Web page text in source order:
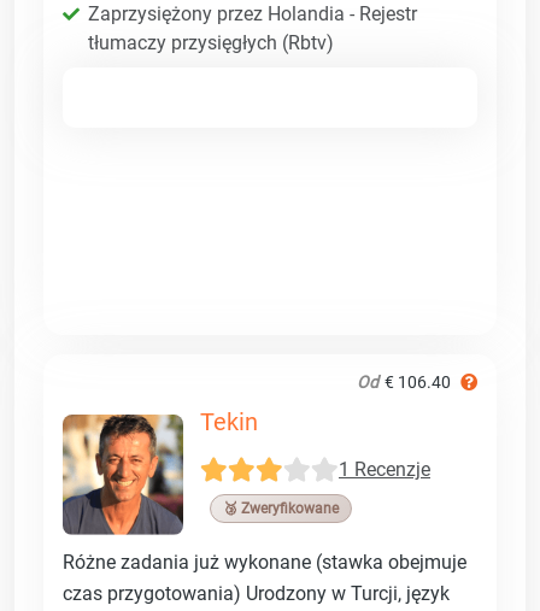
Zaprzysiężony przez Holandia - Rejestr
tłumaczy przysięgłych (Rbtv)
Od € 106.40
Tekin
1 Recenzje
🥉 Zweryfikowane
Różne zadania już wykonane (stawka obejmuje
czas przygotowania) Urodzony w Turcji, język